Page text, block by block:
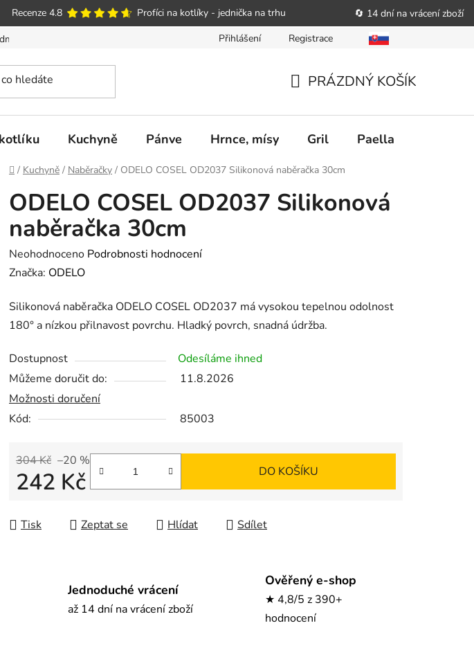
Recenze 4.8 Profíci na kotlíky - jednička na trhu 🔄 14 dní na vrácení zboží
Poučení o právu spotřebitele podat obchodníkovi žádost o nápravu Reklamační řád
Přihlášení Registrace
KOŠÍK
PRÁZDNÝ KOŠÍK
Kuchyně Pánve Hrnce, mísy Gril Paella
Domů
/ Kuchyně / Naběračky / ODELO COSEL OD2037 Silikonová naběračka 30cm
ODELO COSEL OD2037 Silikonová
naběračka 30cm
Průměrné
hodnocení
je
0,0
5
hvězdiček.
Neohodnoceno Podrobnosti hodnocení
Značka: ODELO
Silikonová naběračka ODELO COSEL OD2037 má vysokou tepelnou odolnost
180° a nízkou přilnavost povrchu. Hladký povrch, snadná údržba.
Dostupnost
Odesíláme ihned
Můžeme doručit do:
11.8.2026
Možnosti doručení
Kód:
85003
304 Kč –20 %
242 Kč DO KOŠÍKU
Tisk Zeptat se Hlídat Sdílet
Jednoduché vrácení
až 14 dní na vrácení zboží
Ověřený e-shop
★ 4,8/5 z 390+
hodnocení